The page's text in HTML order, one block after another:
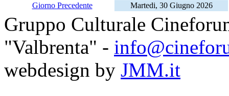
Giorno Precedente Martedi, 30 Giugno 2026
Gruppo Culturale
"Valbrenta" -
webdesign by JMM.it